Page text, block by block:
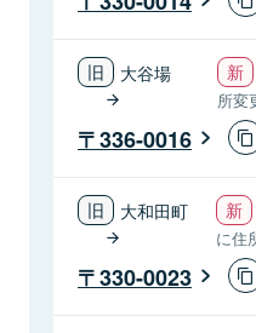
大谷場
所変
336-0016
大和田町
に住
330-0023